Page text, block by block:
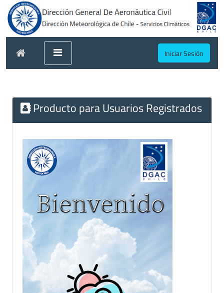
Iniciar Sesión
Producto para Usuarios Registrados